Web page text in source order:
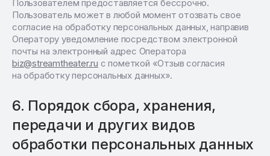
Пользователем предоставляется бессрочно.
Пользователь может в любой момент отозвать свое
согласие на обработку персональных данных, направив
Оператору уведомление посредством электронной
почты на электронный адрес Оператора
biz@streamtheater.ru с пометкой «Отзыв согласия
на обработку персональных данных».
Порядок сбора, хранения,
передачи и других видов
обработки персональных данных